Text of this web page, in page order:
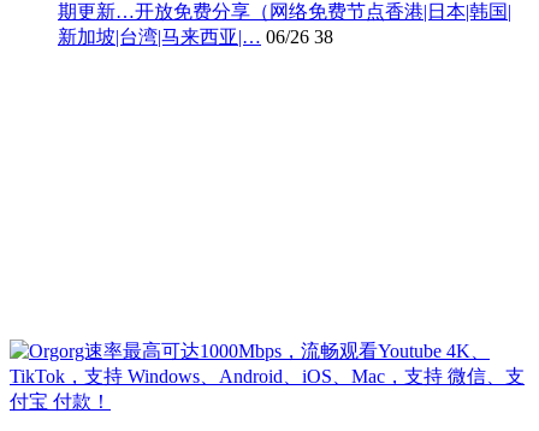
期更新…开放免费分享（网络免费节点香港|日本|韩国|
新加坡|台湾|马来西亚|… 06/26 38